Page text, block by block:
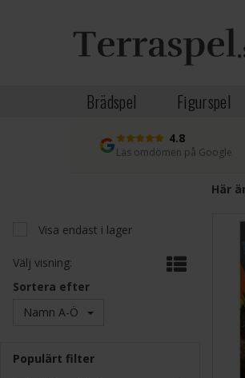
Brädspel Figurspel
4.8
Läs omdömen på Google
Här
Visa endast i lager
Välj visning:
Sortera efter
Namn A-Ö
Populärt filter